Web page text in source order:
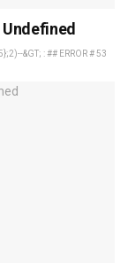
&GT; : ## ERROR # 53